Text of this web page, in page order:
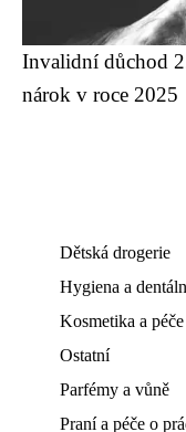
Invalidní důchod
nárok v roce 2025
Dětská drogerie
Hygiena a
Kosmetika a
Ostatní
Parfémy a vůně
Praní a péče o